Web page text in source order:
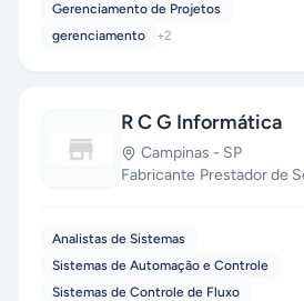
Gerenciamento de Projetos
gerenciamento
+2
R C G Informática
Campinas - SP
Fabricante·Prestador de
Analistas de Sistemas
Sistemas de Automação e Controle
Sistemas de Controle de Fluxo